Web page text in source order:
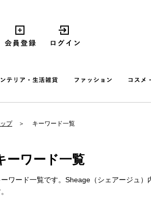
ップ キーワード一覧
ーワード一覧
ーワード一覧です。Sheage（シェアージュ